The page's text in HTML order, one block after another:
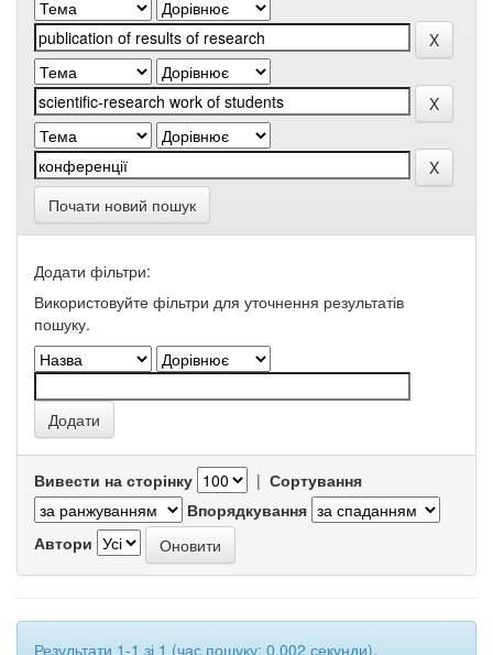
Почати новий пошук
Додати фільтри:
Використовуйте фільтри для уточнення результатів
пошуку.
Вивести на сторінку | Сортування
Впорядкування
Автори
Результати 1-1 зі 1 (час пошуку: 0.002 секунди).